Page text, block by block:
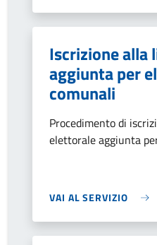
Iscrizione alla
aggiunta per
comunali
Procedimento di
elettorale aggiunta
VAI AL SERVIZIO